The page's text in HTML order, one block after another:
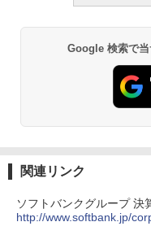
Google 検索で当
関連リンク
ソフトバンクグループ 決
http://www.softbank.jp/